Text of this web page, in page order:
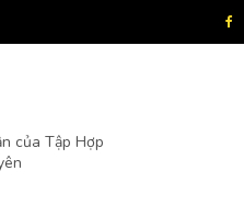
của Tập Hợp